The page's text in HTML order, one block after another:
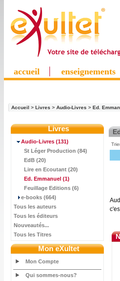
accueil enseignements
Accueil > Livres > Audio-Livres > Ed.
Livres
Audio-Livres (131)
St Léger Production (84)
EdB (20)
Lire en Ecoutant (20)
Ed. Emmanuel (1)
Feuillage Editions (6)
e-books (664)
Tous les auteurs
Tous les éditeurs
Nouveautés...
Tous les Titres
Mon eXultet
Mon Compte
Qui sommes-nous?